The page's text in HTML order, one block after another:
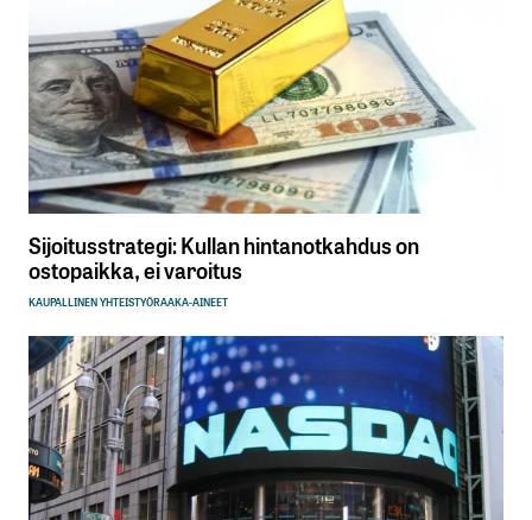
Sijoitusstrategi: Kullan hintanotkahdus on
ostopaikka, ei varoitus
KAUPALLINEN YHTEISTYÖRAAKA-AINEET